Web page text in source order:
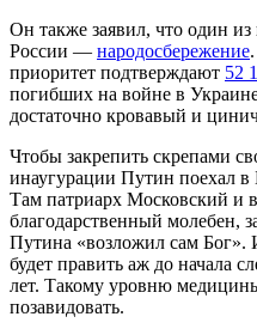
Он также заявил, что один
России — народосбережение
приоритет подтверждают 52
погибших на войне в
достаточно кровавый и
Чтобы закрепить скрепами
инаугурации Путин поехал
Там патриарх Московский и
благодарственный молебен,
Путина «возложил сам Бог».
будет править аж до начала
лет. Такому уровню
позавидовать.